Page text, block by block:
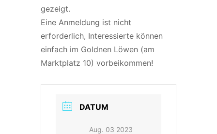
gezeigt.
Eine Anmeldung ist nicht
erforderlich, Interessierte können
einfach im Goldnen Löwen (am
Marktplatz 10) vorbeikommen!
DATUM
Aug. 03 2023